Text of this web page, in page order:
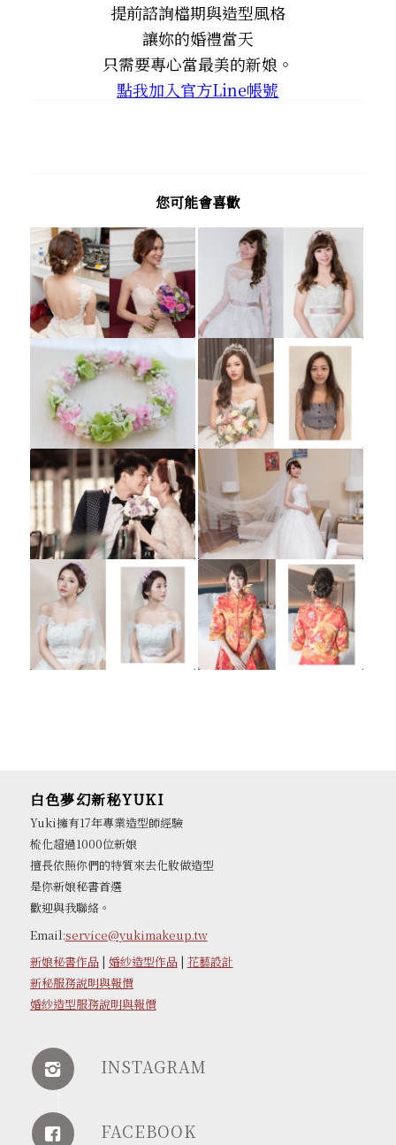
提前諮詢檔期與造型風格
讓妳的婚禮當天
只需要專心當最美的新娘。
點我加入官方Line帳號
您可能會喜歡
白色夢幻新秘YUKI
Yuki擁有17年專業造型師經驗
梳化超過1000位新娘
擅長依照你們的特質來去化妝做造型
是你新娘秘書首選
歡迎與我聯絡。
Email:service@yukimakeup.tw
新娘秘書作品| 婚紗造型作品| 花藝設計
新秘服務說明與報價
婚紗造型服務說明與報價
INSTAGRAM
FACEBOOK